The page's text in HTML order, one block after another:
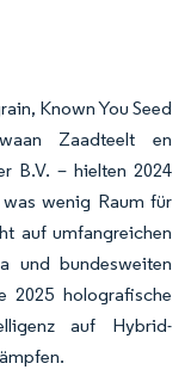
Known You Seed
Zaadteelt en
B.V. – hielten 2024
wenig Raum für
auf umfangreichen
und bundesweiten
2025 holografische
auf Hybrid-